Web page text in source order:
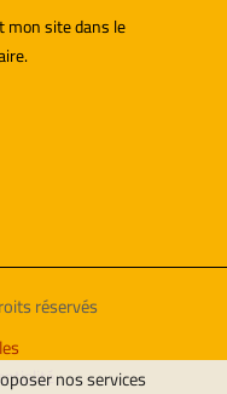
site dans le
réservés
nos services